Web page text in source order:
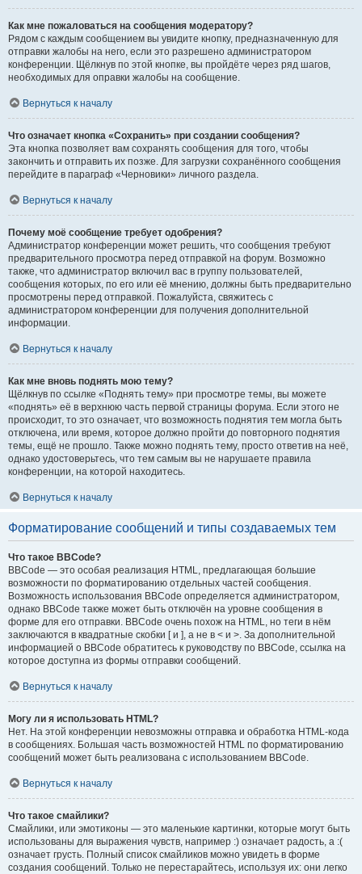
Как мне пожаловаться на сообщения модератору?
Рядом с каждым сообщением вы увидите кнопку, предназначенную для
отправки жалобы на него, если это разрешено администратором
конференции. Щёлкнув по этой кнопке, вы пройдёте через ряд шагов,
необходимых для оправки жалобы на сообщение.
Вернуться к началу
Что означает кнопка «Сохранить» при создании сообщения?
Эта кнопка позволяет вам сохранять сообщения для того, чтобы
закончить и отправить их позже. Для загрузки сохранённого сообщения
перейдите в параграф «Черновики» личного раздела.
Вернуться к началу
Почему моё сообщение требует одобрения?
Администратор конференции может решить, что сообщения требуют
предварительного просмотра перед отправкой на форум. Возможно
также, что администратор включил вас в группу пользователей,
сообщения которых, по его или её мнению, должны быть предварительно
просмотрены перед отправкой. Пожалуйста, свяжитесь с
администратором конференции для получения дополнительной
информации.
Вернуться к началу
Как мне вновь поднять мою тему?
Щёлкнув по ссылке «Поднять тему» при просмотре темы, вы можете
«поднять» её в верхнюю часть первой страницы форума. Если этого не
происходит, то это означает, что возможность поднятия тем могла быть
отключена, или время, которое должно пройти до повторного поднятия
темы, ещё не прошло. Также можно поднять тему, просто ответив на неё,
однако удостоверьтесь, что тем самым вы не нарушаете правила
конференции, на которой находитесь.
Вернуться к началу
Форматирование сообщений и типы создаваемых тем
Что такое BBCode?
BBCode — это особая реализация HTML, предлагающая большие
возможности по форматированию отдельных частей сообщения.
Возможность использования BBCode определяется администратором,
однако BBCode также может быть отключён на уровне сообщения в
форме для его отправки. BBCode очень похож на HTML, но теги в нём
заключаются в квадратные скобки [ и ], а не в < и >. За дополнительной
информацией о BBCode обратитесь к руководству по BBCode, ссылка на
которое доступна из формы отправки сообщений.
Вернуться к началу
Могу ли я использовать HTML?
Нет. На этой конференции невозможны отправка и обработка HTML-кода
в сообщениях. Большая часть возможностей HTML по форматированию
сообщений может быть реализована с использованием BBCode.
Вернуться к началу
Что такое смайлики?
Смайлики, или эмотиконы — это маленькие картинки, которые могут быть
использованы для выражения чувств, например :) означает радость, а :(
означает грусть. Полный список смайликов можно увидеть в форме
создания сообщений. Только не перестарайтесь, используя их: они легко